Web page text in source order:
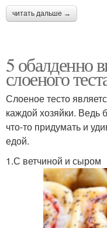
читать дальше →
5 обалденно
слоеного
Слоеное тесто
каждой хозяйки. Ведь
что-то придумать и
едой.
1.С ветчиной и сыром